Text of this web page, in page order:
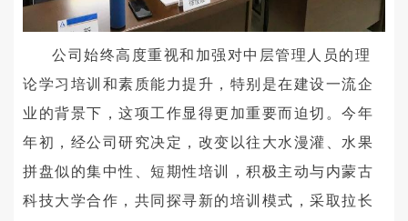
公司始终高度重视和加强对中层管理人员的理
论学习培训和素质能力提升，特别是在建设一流企
业的背景下，这项工作显得更加重要而迫切。今年
年初，经公司研究决定，改变以往大水漫灌、水果
拼盘似的集中性、短期性培训，积极主动与内蒙古
科技大学合作，共同探寻新的培训模式，采取拉长